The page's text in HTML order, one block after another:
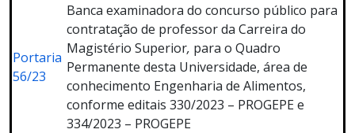
Portaria
56/23
Banca examinadora do concurso público para
contratação de professor da Carreira do
Magistério Superior, para o Quadro
Permanente desta Universidade, área de
conhecimento Engenharia de Alimentos,
conforme editais 330/2023 – PROGEPE e
334/2023 – PROGEPE